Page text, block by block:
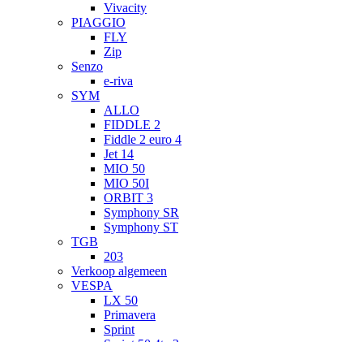
Vivacity
PIAGGIO
FLY
Zip
Senzo
e-riva
SYM
ALLO
FIDDLE 2
Fiddle 2 euro 4
Jet 14
MIO 50
MIO 50I
ORBIT 3
Symphony SR
Symphony ST
TGB
203
Verkoop algemeen
VESPA
LX 50
Primavera
Sprint